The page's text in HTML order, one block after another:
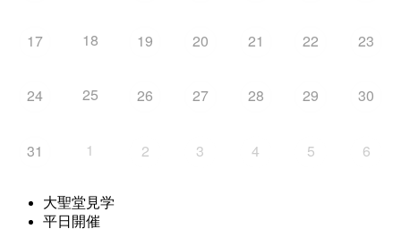
17 18 19 20 21 22 23
24 25 26 27 28 29 30
31 1 2 3 4 5 6
大聖堂見学
平日開催